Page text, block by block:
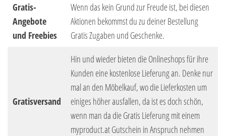
Gratis-
Angebote
und Freebies
Wenn das kein Grund zur Freude ist, bei diesen
Aktionen bekommst du zu deiner Bestellung
Gratis Zugaben und Geschenke.
Gratisversand
Hin und wieder bieten die Onlineshops für ihre
Kunden eine kostenlose Lieferung an. Denke nur
mal an den Möbelkauf, wo die Lieferkosten um
einiges höher ausfallen, da ist es doch schön,
wenn man da die Gratis Lieferung mit einem
myproduct.at Gutschein in Anspruch nehmen